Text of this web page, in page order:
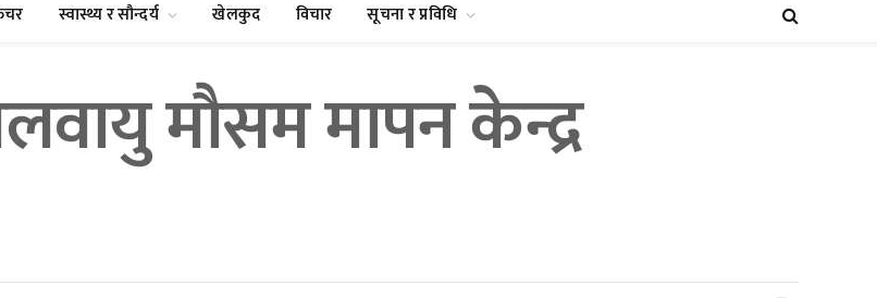
स्वास्थ्य र सौन्दर्य खेलकुद विचार सूचना र प्रविधि
मौसम मापन केन्द्र